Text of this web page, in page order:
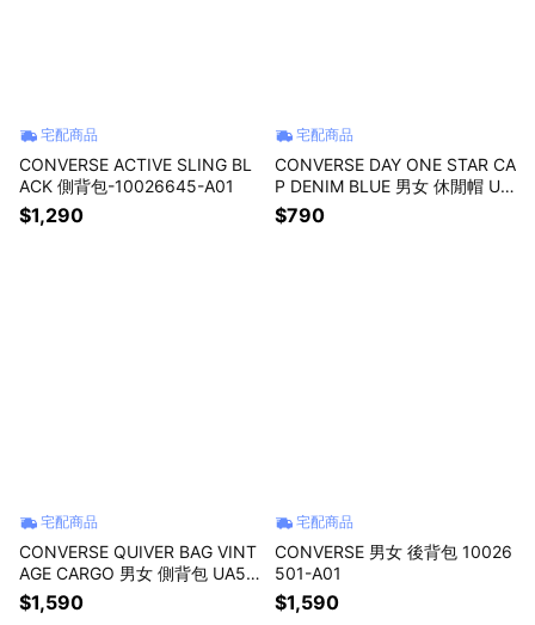
宅配商品
CONVERSE ACTIVE SLING BL
ACK 側背包-10026645-A01
$1,290
宅配商品
CONVERSE DAY ONE STAR CA
P DENIM BLUE 男女 休閒帽 UA
5757-DA2
$790
宅配商品
CONVERSE QUIVER BAG VINT
AGE CARGO 男女 側背包 UA58
59-X9V
$1,590
宅配商品
CONVERSE 男女 後背包 10026
501-A01
$1,590